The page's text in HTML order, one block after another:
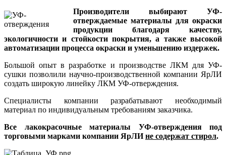
Производители выбирают УФ-
отверждаемые материалы для окраски
продукции благодаря качеству,
экологичности и стойкости покрытия, а также высокой
автоматизации процесса окраски и уменьшению издержек.
Большой опыт в разработке и производстве ЛКМ для УФ-
сушки позволили научно-производственной компании ЯрЛИ
создать широкую линейку ЛКМ УФ-отверждения.
Специалисты компании разрабатывают необходимый
материал по индивидуальным требованиям заказчика.
Все лакокрасочные материалы УФ-отверждения под
торговыми марками компании ЯрЛИне содержат стирол.